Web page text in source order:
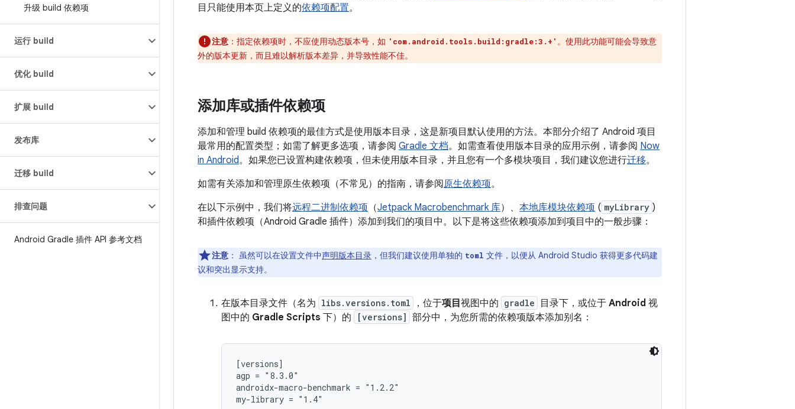
升级 build 依赖项
运行 build
优化 build
扩展 build
发布库
迁移 build
排查问题
Android Gradle 插件 API 参考文档
目只能使用本页上定义的依赖项配置。
注意 ： 指定依赖项时，不应使用动态版本号，如 'com.android.tools.build:gradle:3.+' 。使用此功能可能会导致意
外的版本更新，而且难以解析版本差异，并导致性能不佳。
添加库或插件依赖项
添加和管理 build 依赖项的最佳方式是使用版本目录，这是新项目默认使用的方法。本部分介绍了 Android 项目
最常用的配置类型；如需了解更多选项，请参阅 Gradle 文档。如需查看使用版本目录的应用示例，请参阅 Now
in Android。如果您已设置构建依赖项，但未使用版本目录，并且您有一个多模块项目，我们建议您进行迁移。
如需有关添加和管理原生依赖项（不常见）的指南，请参阅原生依赖项。
在以下示例中，我们将远程二进制依赖项 （Jetpack Macrobenchmark 库）、 本地库模块依赖项 ( myLibrary )
和插件依赖项（Android Gradle 插件）添加到我们的项目中。以下是将这些依赖项添加到项目中的一般步骤：
注意 ： 虽然可以在设置文件中声明版本目录 ，但我们建议使用单独的 toml 文件，以便从 Android Studio 获得更多代码建
议和突出显示支持。
在版本目录文件（名为 libs.versions.toml ，位于项目 视图中的 gradle 目录下，或位于 Android 视
图中的 Gradle Scripts 下）的 [versions] 部分中，为您所需的依赖项版本添加别名：
[versions]
agp = "8.3.0"
androidx-macro-benchmark = "1.2.2"
my-library = "1.4"